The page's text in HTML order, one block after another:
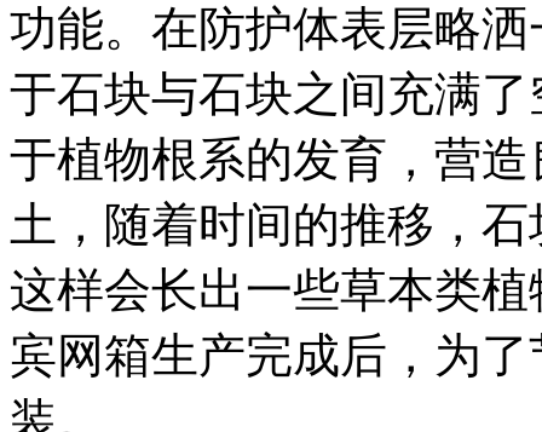
功能。在防护体表层略
于石块与石块之间充满
于植物根系的发育，营
土，随着时间的推移，
这样会长出一些草本类
宾网箱生产完成后，为
装。